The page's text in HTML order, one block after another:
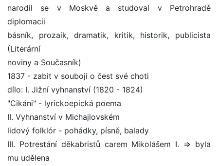
narodil se v Moskvě a studoval v Petrohradě
diplomacii
básník, prozaik, dramatik, kritik, historik, publicista
(Literární
noviny a Současník)
1837 - zabit v souboji o čest své choti
dílo: I. Jižní vyhnanství (1820 - 1824)
"Cikáni" - lyrickoepická poema
II. Vyhnanství v Michajlovském
lidový folklór - pohádky, písně, balady
III. Potrestání děkabristů carem Mikolášem I. => byla
mu udělena